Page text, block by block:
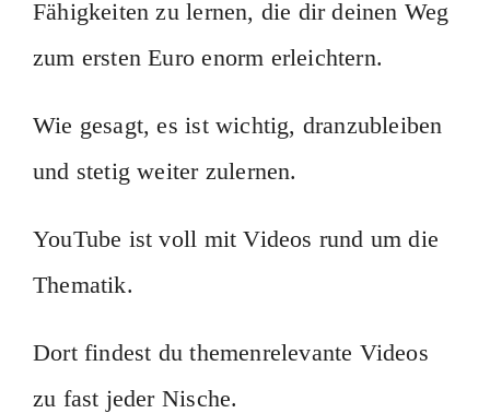
Fähigkeiten zu lernen, die dir deinen Weg
zum ersten Euro enorm erleichtern.
Wie gesagt, es ist wichtig, dranzubleiben
und stetig weiter zulernen.
YouTube ist voll mit Videos rund um die
Thematik.
Dort findest du themenrelevante Videos
zu fast jeder Nische.